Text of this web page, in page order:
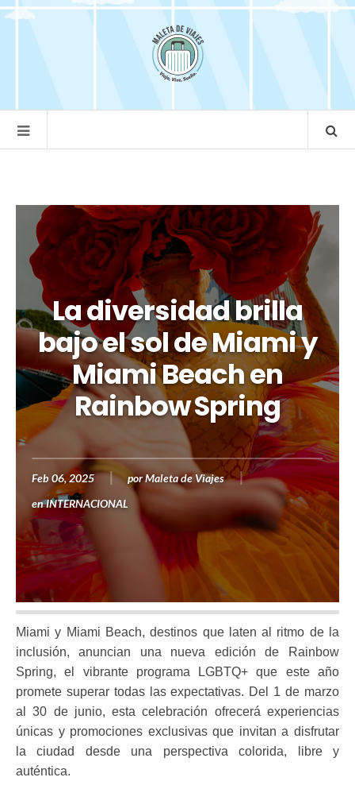
La diversidad brilla
bajo el sol de Miami y
Miami Beach en
Rainbow Spring
Feb 06, 2025 porMaleta de Viajes
enINTERNACIONAL
Miami y Miami Beach, destinos que laten al ritmo de la
inclusión, anuncian una nueva edición de Rainbow
Spring, el vibrante programa LGBTQ+ que este año
promete superar todas las expectativas. Del 1 de marzo
al 30 de junio, esta celebración ofrecerá experiencias
únicas y promociones exclusivas que invitan a disfrutar
la ciudad desde una perspectiva colorida, libre y
auténtica.